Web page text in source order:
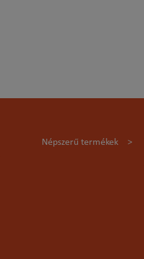
Népszerű termékek